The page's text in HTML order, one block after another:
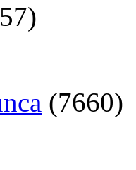
(7660)